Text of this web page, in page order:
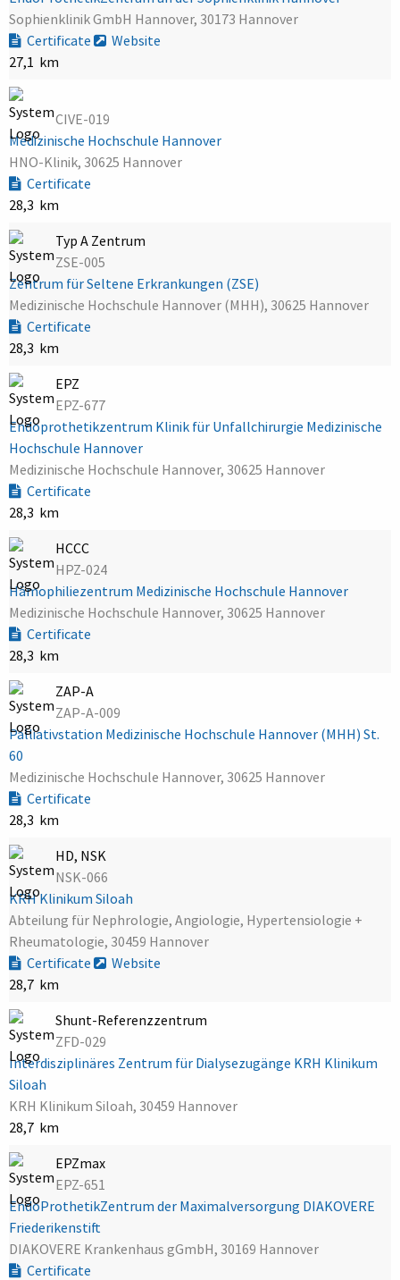
Sophienklinik GmbH Hannover, 30173 Hannover
Certificate
Website
27,1 km
CIVE-019
Medizinische Hochschule Hannover
HNO-Klinik, 30625 Hannover
Certificate
28,3 km
Typ A Zentrum
ZSE-005
Zentrum für Seltene Erkrankungen (ZSE)
Medizinische Hochschule Hannover (MHH), 30625 Hannover
Certificate
28,3 km
EPZ
EPZ-677
Endoprothetikzentrum Klinik für Unfallchirurgie Medizinische
Hochschule Hannover
Medizinische Hochschule Hannover, 30625 Hannover
Certificate
28,3 km
HCCC
HPZ-024
Hämophiliezentrum Medizinische Hochschule Hannover
Medizinische Hochschule Hannover, 30625 Hannover
Certificate
28,3 km
ZAP-A
ZAP-A-009
Palliativstation Medizinische Hochschule Hannover (MHH) St.
60
Medizinische Hochschule Hannover, 30625 Hannover
Certificate
28,3 km
HD, NSK
NSK-066
KRH Klinikum Siloah
Abteilung für Nephrologie, Angiologie, Hypertensiologie +
Rheumatologie, 30459 Hannover
Certificate
Website
28,7 km
Shunt-Referenzzentrum
ZFD-029
Interdisziplinäres Zentrum für Dialysezugänge KRH Klinikum
Siloah
KRH Klinikum Siloah, 30459 Hannover
28,7 km
EPZmax
EPZ-651
EndoProthetikZentrum der Maximalversorgung DIAKOVERE
Friederikenstift
DIAKOVERE Krankenhaus gGmbH, 30169 Hannover
Certificate